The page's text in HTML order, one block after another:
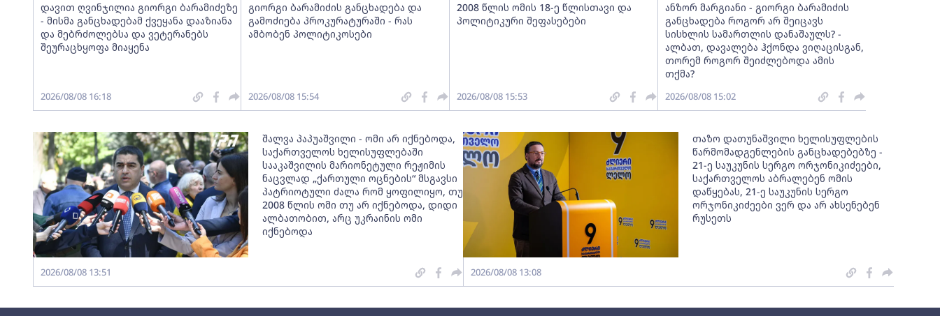
დავით ღვინჯილია გიორგი ბარამიძეზე
- მისმა განცხადებამ ქვეყანა დააზიანა
და მებრძოლებსა და ვეტერანებს
შეურაცხყოფა მიაყენა
2026/08/08 16:18
გიორგი ბარამიძის განცხადება და
გამოძიება პროკურატურაში - რას
ამბობენ პოლიტიკოსები
2026/08/08 15:54
2008 წლის ომის 18-ე წლისთავი და
პოლიტიკური შეფასებები
2026/08/08 15:53
ანზორ მარგიანი - გიორგი ბარამიძის
განცხადება როგორ არ შეიცავს
სისხლის სამართლის დანაშაულს? -
ალბათ, დავალება ჰქონდა ვიღაცისგან,
თორემ როგორ შეიძლებოდა ამის
თქმა?
2026/08/08 15:02
შალვა პაპუაშვილი - ომი არ იქნებოდა,
საქართველოს ხელისუფლებაში
სააკაშვილის მარიონეტული რეჟიმის
ნაცვლად „ქართული ოცნების“ მსგავსი
პატრიოტული ძალა რომ ყოფილიყო, თუ
2008 წლის ომი თუ არ იქნებოდა, დიდი
ალბათობით, არც უკრაინის ომი
იქნებოდა
2026/08/08 13:51
თაზო დათუნაშვილი ხელისუფლების
წარმომადგენლების განცხადებებზე -
21-ე საუკუნის სერგო ორჯონიკიძეები,
საქართველოს აბრალებენ ომის
დაწყებას, 21-ე საუკუნის სერგო
ორჯონიკიძეები ვერ და არ ახსენებენ
რუსეთს
2026/08/08 13:08